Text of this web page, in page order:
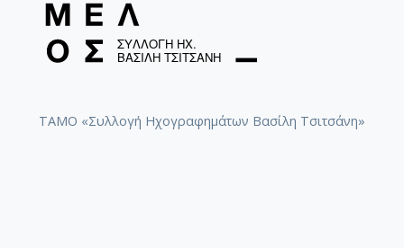
double bass
ΤΑΜΟ «Συλλογή Ηχογραφημάτων Βασίλη Τσιτσάνη»